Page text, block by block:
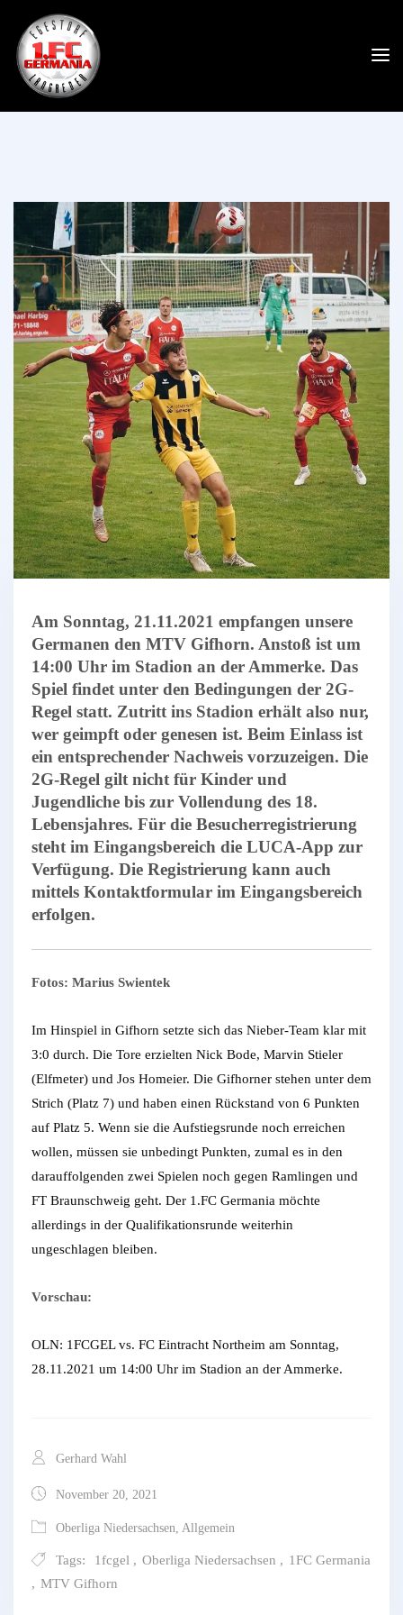
Am Sonntag, 21.11.2021 empfangen unsere
Germanen den MTV Gifhorn. Anstoß ist um
14:00 Uhr im Stadion an der Ammerke. Das
Spiel findet unter den Bedingungen der 2G-
Regel statt. Zutritt ins Stadion erhält also nur,
wer geimpft oder genesen ist. Beim Einlass ist
ein entsprechender Nachweis vorzuzeigen. Die
2G-Regel gilt nicht für Kinder und
Jugendliche bis zur Vollendung des 18.
Lebensjahres. Für die Besucherregistrierung
steht im Eingangsbereich die LUCA-App zur
Verfügung. Die Registrierung kann auch
mittels Kontaktformular im Eingangsbereich
erfolgen.
Fotos: Marius Swientek
Im Hinspiel in Gifhorn setzte sich das Nieber-Team klar mit
3:0 durch. Die Tore erzielten Nick Bode, Marvin Stieler
(Elfmeter) und Jos Homeier. Die Gifhorner stehen unter dem
Strich (Platz 7) und haben einen Rückstand von 6 Punkten
auf Platz 5. Wenn sie die Aufstiegsrunde noch erreichen
wollen, müssen sie unbedingt Punkten, zumal es in den
darauffolgenden zwei Spielen noch gegen Ramlingen und
FT Braunschweig geht. Der 1.FC Germania möchte
allerdings in der Qualifikationsrunde weiterhin
ungeschlagen bleiben.
Vorschau:
OLN: 1FCGEL vs. FC Eintracht Northeim am Sonntag,
28.11.2021 um 14:00 Uhr im Stadion an der Ammerke.
Gerhard Wahl
November 20, 2021
Oberliga Niedersachsen Allgemein
Tags: 1fcgel , Oberliga Niedersachsen , 1FC Germania
, MTV Gifhorn